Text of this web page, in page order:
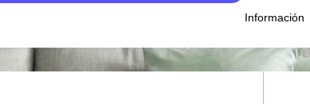
Información